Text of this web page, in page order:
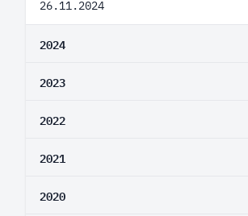
26.11.2024
2024
2023
2022
2021
2020